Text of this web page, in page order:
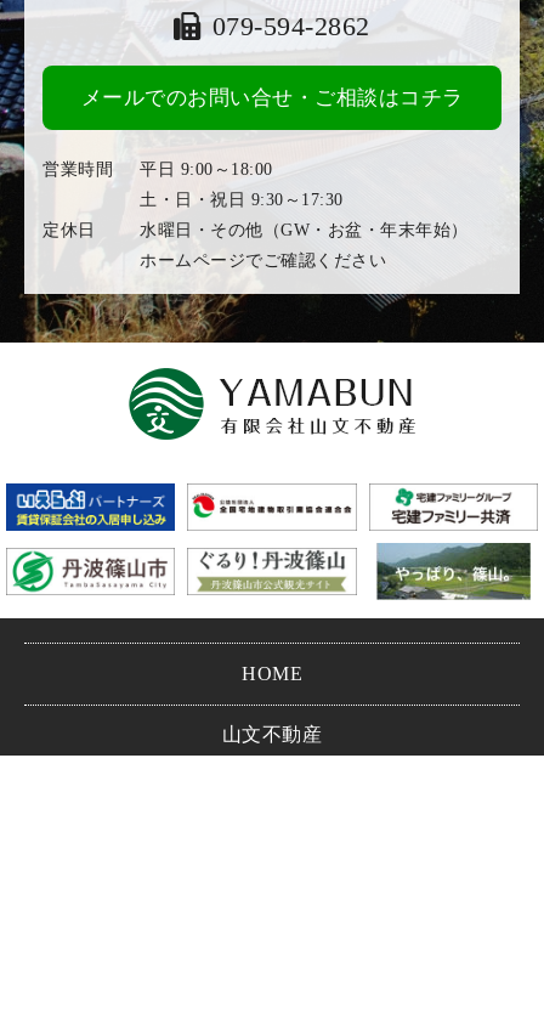
079-594-2862
メールでのお問い合せ・ご相談はコチラ
営業時間
平日 9:00～18:00
土・日・祝日 9:30～17:30
定休日
水曜日・その他（GW・お盆・年末年始）
ホームページでご確認ください
HOME
山文不動産